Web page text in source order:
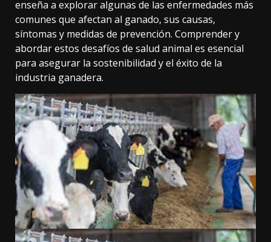
enseña a explorar algunas de las enfermedades más
comunes que afectan al ganado, sus causas,
síntomas y medidas de prevención. Comprender y
abordar estos desafíos de salud animal es esencial
para asegurar la sostenibilidad y el éxito de la
industria ganadera.